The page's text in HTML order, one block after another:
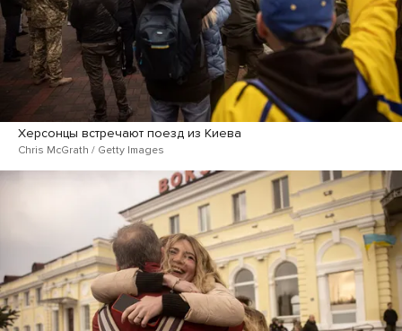
Херсонцы встречают поезд из Киева
Chris McGrath / Getty Images